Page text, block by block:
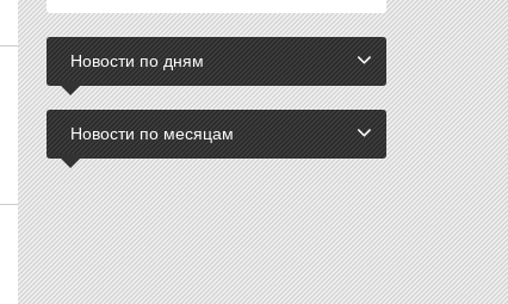
Новости по дням
Новости по месяцам